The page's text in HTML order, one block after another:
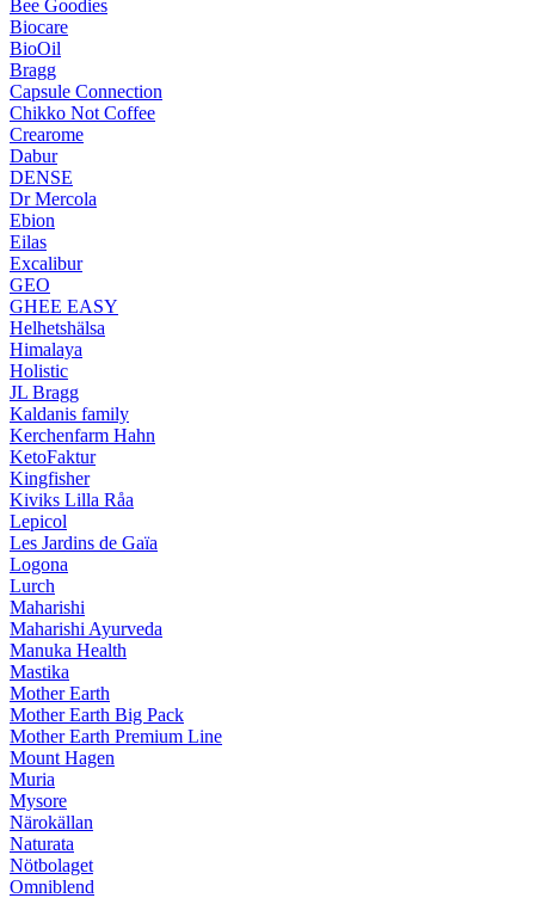
Bee Goodies
Biocare
BioOil
Bragg
Capsule Connection
Chikko Not Coffee
Crearome
Dabur
DENSE
Dr Mercola
Ebion
Eilas
Excalibur
GEO
GHEE EASY
Helhetshälsa
Himalaya
Holistic
JL Bragg
Kaldanis family
Kerchenfarm Hahn
KetoFaktur
Kingfisher
Kiviks Lilla Råa
Lepicol
Les Jardins de Gaïa
Logona
Lurch
Maharishi
Maharishi Ayurveda
Manuka Health
Mastika
Mother Earth
Mother Earth Big Pack
Mother Earth Premium Line
Mount Hagen
Muria
Mysore
Närokällan
Naturata
Nötbolaget
Omniblend